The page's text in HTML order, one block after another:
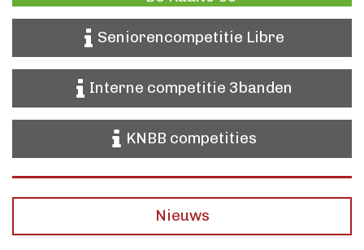
Seniorencompetitie Libre
Interne competitie 3banden
KNBB competities
Nieuws